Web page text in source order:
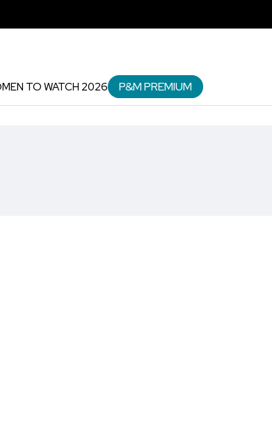
TO WATCH 2026 P&M PREMIUM